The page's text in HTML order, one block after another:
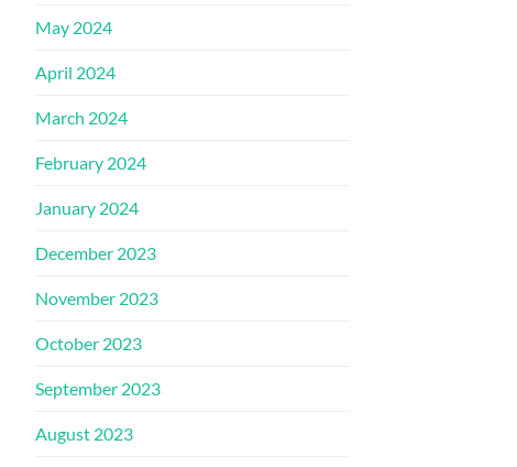
May 2024
April 2024
March 2024
February 2024
January 2024
December 2023
November 2023
October 2023
September 2023
August 2023